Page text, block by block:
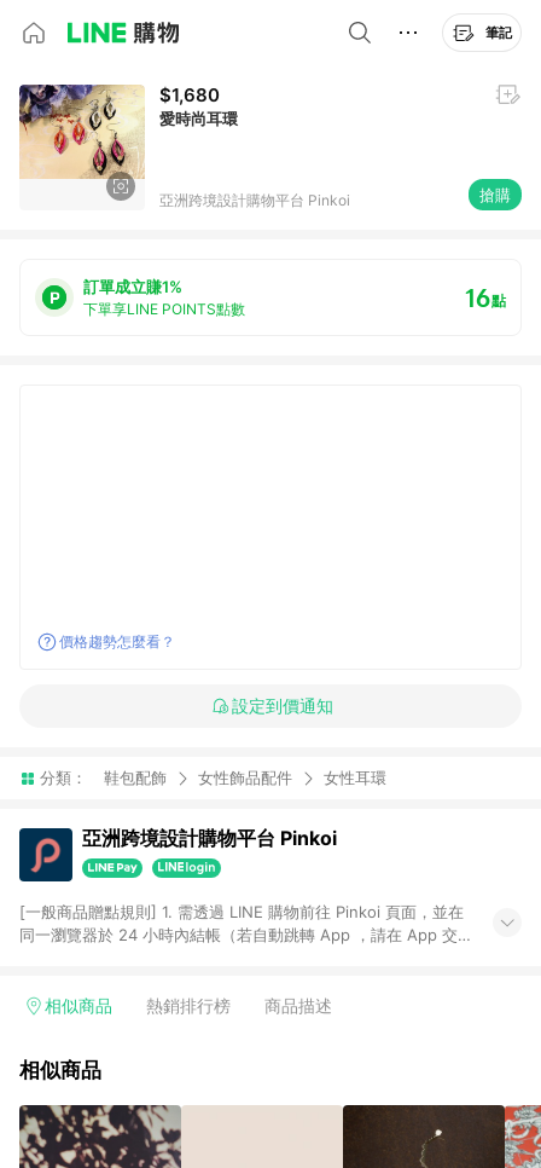
筆記
$1,680
愛時尚耳環
亞洲跨境設計購物平台 Pinkoi 搶購
訂單成立賺1%
下單享LINE POINTS點數 16點
價格趨勢怎麼看？
設定到價通知
分類： 鞋包配飾 女性飾品配件 女性耳環
亞洲跨境設計購物平台 Pinkoi
[一般商品贈點規則] 1. 需透過 LINE 購物前往 Pinkoi 頁面，並在
同一瀏覽器於 24 小時內結帳（若自動跳轉 App ，請在 App 交
回饋訂單不得享有 Pinkoi 站方優惠，例如首購優惠，P coins，
行為，不具贈點資格，部分退款不在此限。 6. APP 請更新至
貨後 45 天後發送。 8. 群眾募資商品，禮物卡，開館保證金，補
運費，攤位費等不具贈點資格。 9. LINE 購物站上之商品規格、
相似商品 熱銷排行榜 商品描述
相似商品